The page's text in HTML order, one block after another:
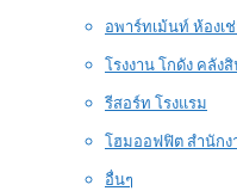
อพาร์ทเม้นท์ ห้องเ
โรงงาน โกดัง คลัง
รีสอร์ท โรงแรม
โฮมออฟฟิต สำนัก
อื่นๆ